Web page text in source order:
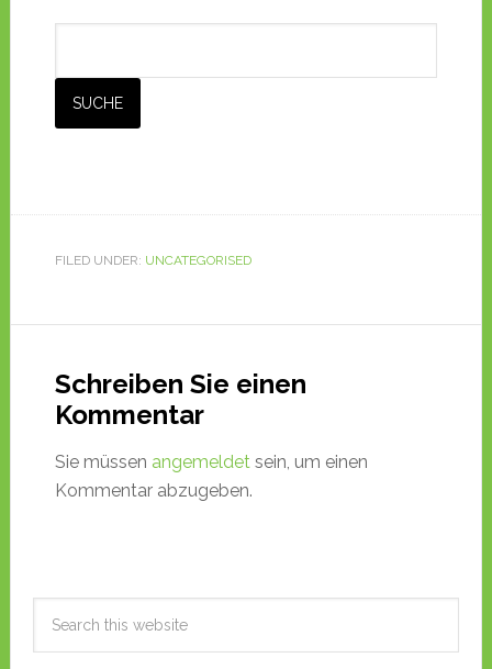
FILED UNDER: UNCATEGORISED
Schreiben Sie einen
Kommentar
Sie müssen angemeldetsein, um einen
Kommentar abzugeben.